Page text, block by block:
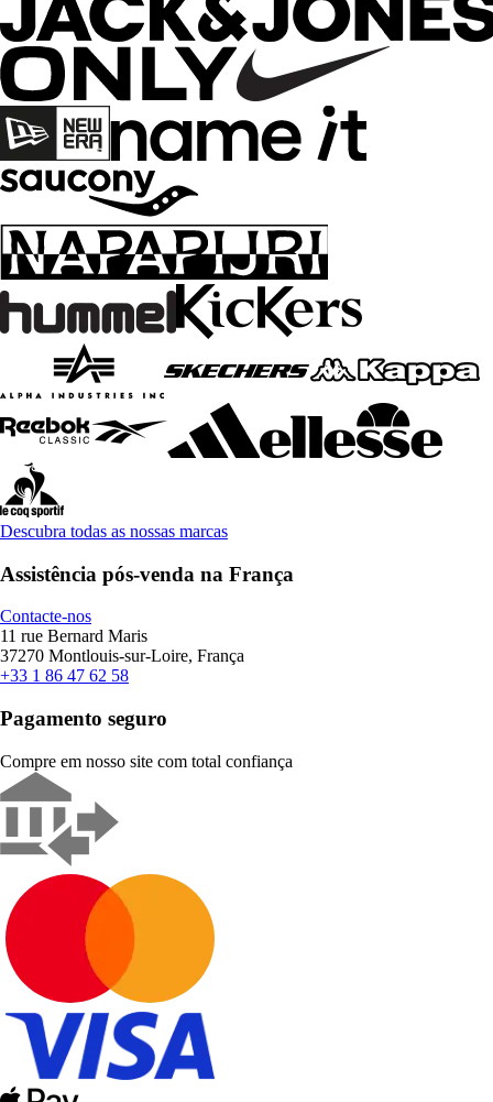
Descubra todas as nossas marcas
Assistência pós-venda na França
Contacte-nos
11 rue Bernard Maris
37270 Montlouis-sur-Loire, França
+33 1 86 47 62 58
Pagamento seguro
Compre em nosso site com total confiança